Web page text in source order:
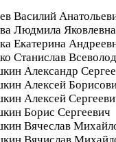
Василий
Людмила Яковлевна
Екатерина
Станислав
Александр
Алексей
Алексей
Борис Сергеевич
Вячеслав